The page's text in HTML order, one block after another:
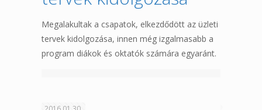
Megalakultak a csapatok, elkezdődött az üzleti
tervek kidolgozása, innen még izgalmasabb a
program diákok és oktatók számára egyaránt.